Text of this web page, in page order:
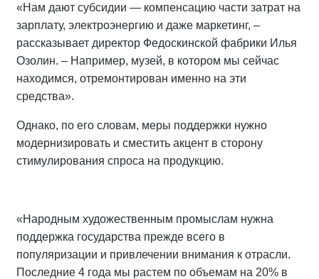
«Нам дают субсидии — компенсацию части затрат на
зарплату, электроэнергию и даже маркетинг, –
рассказывает директор Федоскинской фабрики Илья
Озолин. – Например, музей, в котором мы сейчас
находимся, отремонтирован именно на эти
средства».
Однако, по его словам, меры поддержки нужно
модернизировать и сместить акцент в сторону
стимулирования спроса на продукцию.
«Народным художественным промыслам нужна
поддержка государства прежде всего в
популяризации и привлечении внимания к отрасли.
Последние 4 года мы растем по объемам на 20% в